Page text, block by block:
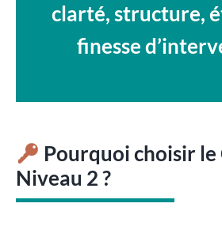
clarté, structure,
finesse
Pourquoi choisir le
Niveau 2 ?